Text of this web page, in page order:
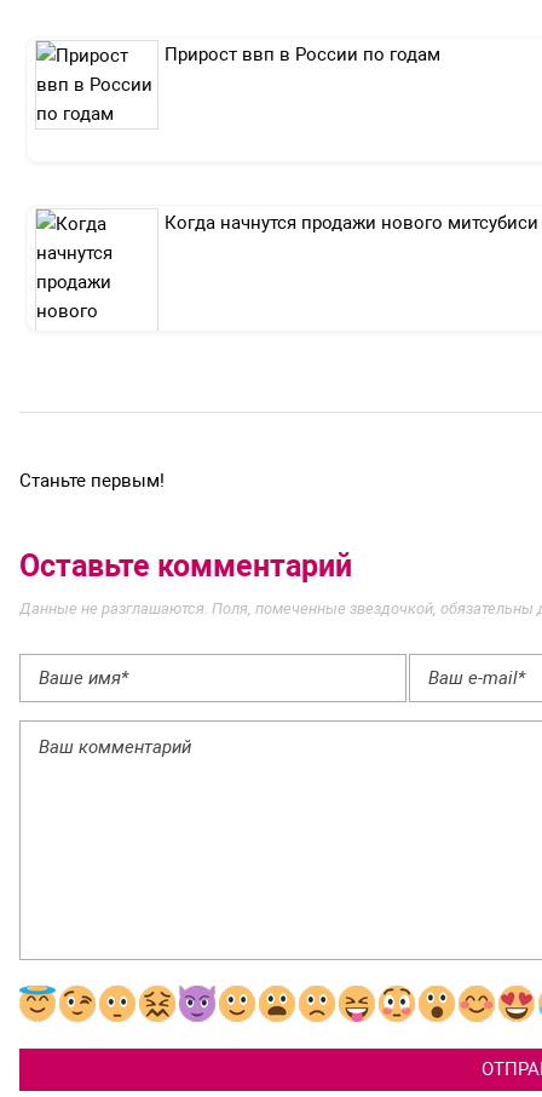
Прирост ввп в России по годам
Когда начнутся продажи нового
Станьте первым!
Оставьте комментарий
Данные не разглашаются. Поля, помеченные звездочкой, обязательны